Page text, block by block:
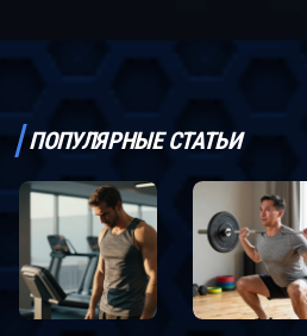
ПОПУЛЯРНЫЕ СТАТЬИ